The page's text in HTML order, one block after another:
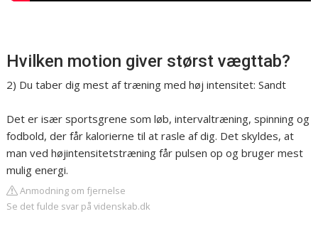
Hvilken motion giver størst vægttab?
2) Du taber dig mest af træning med høj intensitet: Sandt
Det er især sportsgrene som løb, intervaltræning, spinning og
fodbold, der får kalorierne til at rasle af dig. Det skyldes, at
man ved højintensitetstræning får pulsen op og bruger mest
mulig energi.
Anmodning om fjernelse
Se det fulde svar på videnskab.dk